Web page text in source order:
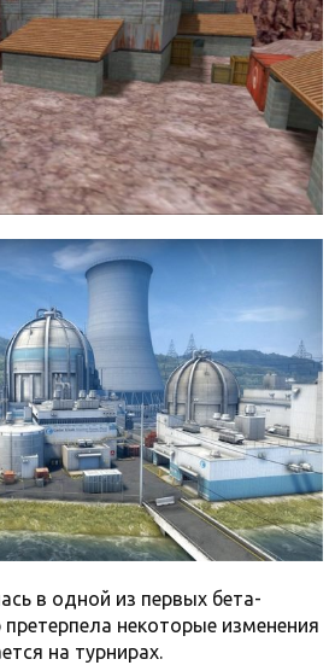
в одной из первых бета-
претерпела некоторые изменения
на турнирах.